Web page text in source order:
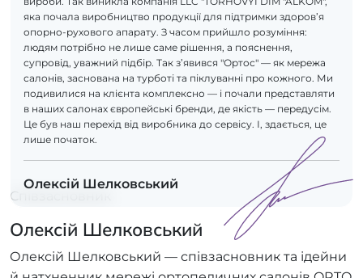
яка почала виробництво продукції для підтримки здоров’я
опорно-рухового апарату. З часом прийшло розуміння:
людям потрібно не лише саме рішення, а пояснення,
супровід, уважний підбір. Так з’явився "Ортос" — як мережа
салонів, заснована на турботі та піклуванні про кожного. Ми
подивилися на клієнта комплексно — і почали представляти
в наших салонах європейські бренди, де якість — передусім.
Це був наш перехід від виробника до сервісу. І, здається, це
лише початок.
Олексій Шелковський
Співзасновник
Олексій Шелковський
Олексій Шелковський — співзасновник та ідейни